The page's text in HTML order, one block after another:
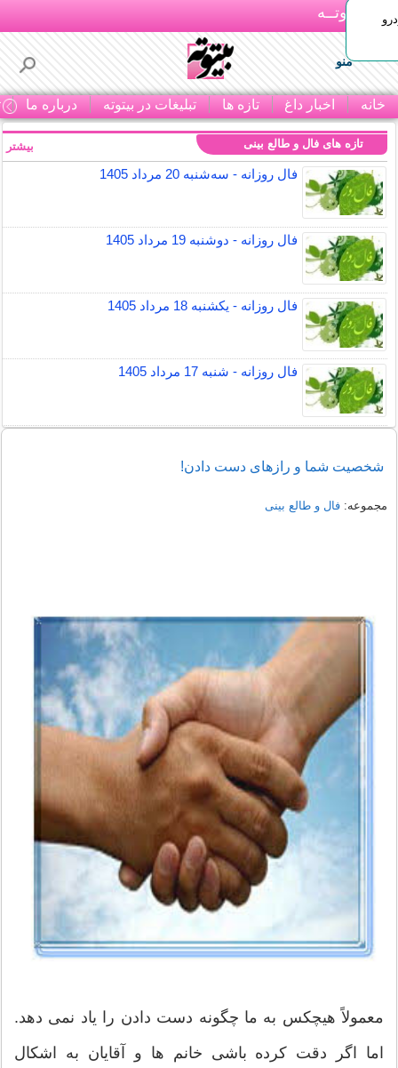
بـیتوتــه
منو
خانه اخبار داغ تازه ها تبلیغات در بیتوته درباره ما
تازه های فال و طالع بینی
فال روزانه - سه‌شنبه 20 مرداد 1405
فال روزانه - دوشنبه 19 مرداد 1405
فال روزانه - یکشنبه 18 مرداد 1405
فال روزانه - شنبه 17 مرداد 1405
بیشتر
شخصیت شما و رازهای دست دادن!
مجموعه:فال و طالع بینی
معمولاً هیچکس به ما چگونه دست دادن را یاد نمی دهد.
اما اگر دقت کرده باشی خانم ها و آقایان به اشکال